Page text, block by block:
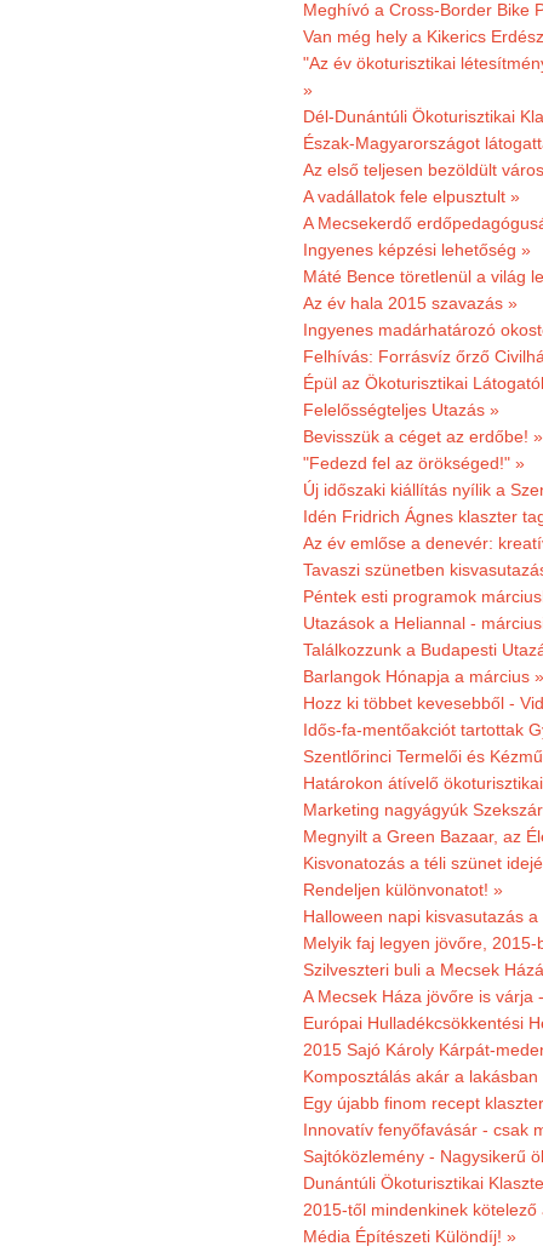
Meghívó a Cross-Border Bike
Van még hely a Kikerics
"Az év ökoturisztikai
»
Dél-Dunántúli Ökoturisztikai
Észak-Magyarországot
Az első teljesen bezöldült
A vadállatok fele elpusztult »
A Mecsekerdő
Ingyenes képzési lehetőség »
Máté Bence töretlenül a világ
Az év hala 2015 szavazás »
Ingyenes madárhatározó
Felhívás: Forrásvíz őrző
Épül az Ökoturisztikai
Felelősségteljes Utazás »
Bevisszük a céget az erdőbe! »
"Fedezd fel az örökséged!" »
Új időszaki kiállítás nyílik a
Idén Fridrich Ágnes klaszter
Az év emlőse a denevér:
Tavaszi szünetben
Péntek esti programok
Utazások a Heliannal -
Találkozzunk a Budapesti
Barlangok Hónapja a március »
Hozz ki többet kevesebből -
Idős-fa-mentőakciót tartottak
Szentlőrinci Termelői és
Határokon átívelő
Marketing nagyágyúk
Megnyilt a Green Bazaar, az
Kisvonatozás a téli szünet
Rendeljen különvonatot! »
Halloween napi kisvasutazás
Melyik faj legyen jövőre,
Szilveszteri buli a Mecsek
A Mecsek Háza jövőre is várja
Európai Hulladékcsökkentési
2015 Sajó Károly Kárpát-
Komposztálás akár a lakásban
Egy újabb finom recept
Innovatív fenyőfavásár - csak
Sajtóközlemény - Nagysikerű
Dunántúli Ökoturisztikai
2015-től mindenkinek
Média Építészeti Különdíj! »